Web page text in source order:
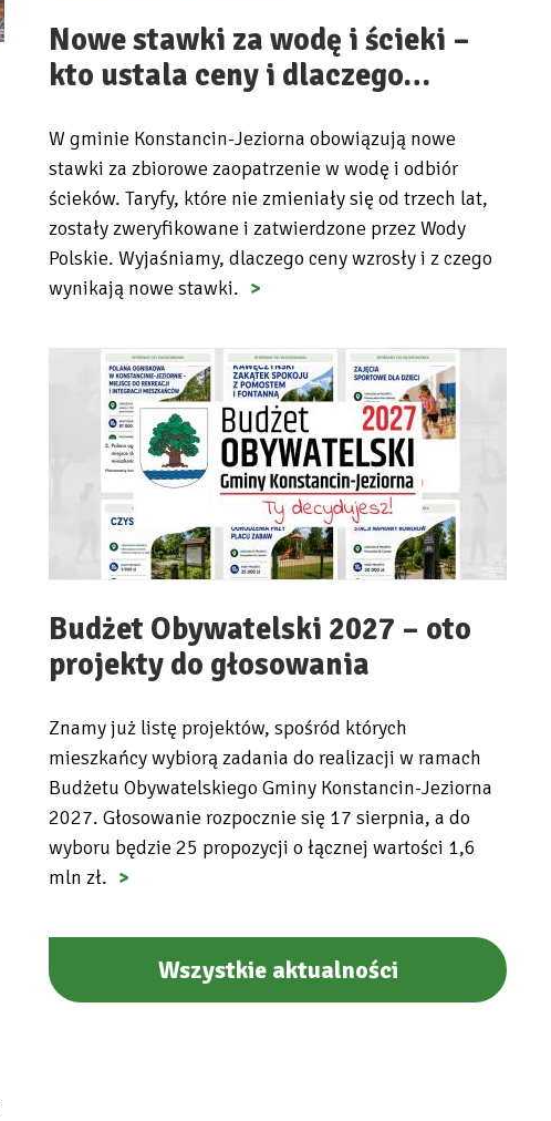
Nowe stawki za wodę i ścieki –
kto ustala ceny i dlaczego…
W gminie Konstancin-Jeziorna obowiązują nowe
stawki za zbiorowe zaopatrzenie w wodę i odbiór
ścieków. Taryfy, które nie zmieniały się od trzech lat,
zostały zweryfikowane i zatwierdzone przez Wody
Polskie. Wyjaśniamy, dlaczego ceny wzrosły i z czego
wynikają nowe stawki.
Budżet Obywatelski 2027 – oto
projekty do głosowania
Znamy już listę projektów, spośród których
mieszkańcy wybiorą zadania do realizacji w ramach
Budżetu Obywatelskiego Gminy Konstancin-Jeziorna
2027. Głosowanie rozpocznie się 17 sierpnia, a do
wyboru będzie 25 propozycji o łącznej wartości 1,6
mln zł.
Wszystkie aktualności